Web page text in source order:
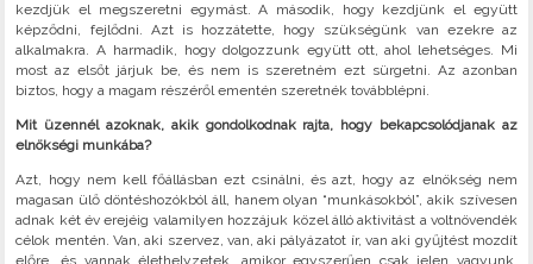
kezdjük el megszeretni egymást. A második, hogy kezdjünk el együtt
képződni, fejlődni. Azt is hozzátette, hogy szükségünk van ezekre az
alkalmakra. A harmadik, hogy dolgozzunk együtt ott, ahol lehetséges. Mi
most az elsőt járjuk be, és nem is szeretném ezt sürgetni. Az azonban
biztos, hogy a magam részéről ementén szeretnék továbblépni.
Mit üzennél azoknak, akik gondolkodnak rajta, hogy bekapcsolódjanak az
elnökségi munkába?
Azt, hogy nem kell főállásban ezt csinálni, és azt, hogy az elnökség nem
magasan ülő döntéshozókból áll, hanem olyan “munkásokból”, akik szívesen
adnak két év erejéig valamilyen hozzájuk közel álló aktivitást a voltnövendék
célok mentén. Van, aki szervez, van, aki pályázatot ír, van aki gyűjtést mozdít